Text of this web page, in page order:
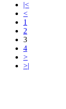
|<
<
1
2
3
4
>
>|